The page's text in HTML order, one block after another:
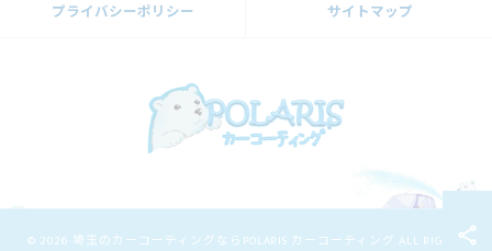
プライバシーポリシー サイトマップ
© 2026 埼玉のカーコーティングならPOLARIS カーコーティング ALL RIGHTS